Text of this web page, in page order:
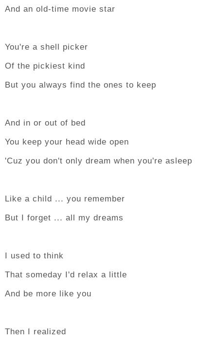
And an old‐time movie star
You're a shell picker
Of the pickiest kind
But you always find the ones to keep
And in or out of bed
You keep your head wide open
'Cuz you don't only dream when you're asleep
Like a child ... you remember
But I forget ... all my dreams
I used to think
That someday I'd relax a little
And be more like you
Then I realized